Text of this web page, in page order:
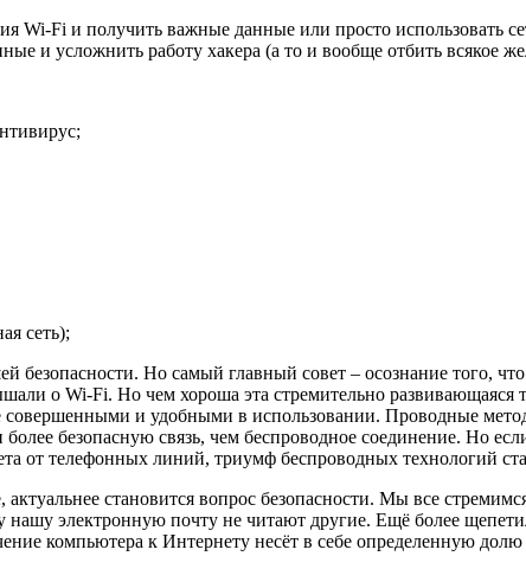
Wi-Fi и получить важные данные или просто использовать
и усложнить работу хакера (а то и вообще отбить всякое
сеть);
безопасности. Но самый главный совет – осознание того,
о Wi-Fi. Но чем хороша эта стремительно
совершенными и удобными в использовании. Проводные
безопасную связь, чем беспроводное соединение. Но
от телефонных линий, триумф беспроводных технологий
становится вопрос безопасности. Мы все
нашу электронную почту не читают другие. Ещё более
компьютера к Интернету несёт в себе определенную